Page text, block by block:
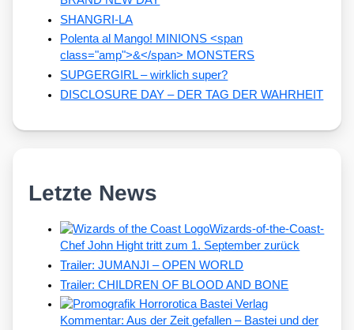
SHANGRI-LA
Polenta al Mango! MINIONS <span
class="amp">&</span> MONSTERS
SUPGERGIRL – wirklich super?
DISCLOSURE DAY – DER TAG DER WAHRHEIT
Letzte News
Wizards-of-the-Coast-
Chef John Hight tritt zum 1. September zurück
Trailer: JUMANJI – OPEN WORLD
Trailer: CHILDREN OF BLOOD AND BONE
Kommentar: Aus der Zeit gefallen – Bastei und der